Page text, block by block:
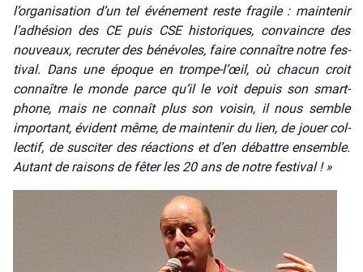
l’organisation d’un tel évé­ne­ment reste fra­gile : main­te­nir
l’adhésion des CE puis CSE his­to­riques, convaincre des
nou­veaux, recru­ter des béné­voles, faire connaître notre fes­
ti­val. Dans une époque en trompe‑l’œil, où cha­cun croit
connaître le monde parce qu’il le voit depuis son smart­
phone, mais ne connaît plus son voi­sin, il nous semble
impor­tant, évident même, de main­te­nir du lien, de jouer col­
lec­tif, de sus­ci­ter des réac­tions et d’en débattre ensemble.
Autant de rai­sons de fêter les 20 ans de notre fes­ti­val ! »